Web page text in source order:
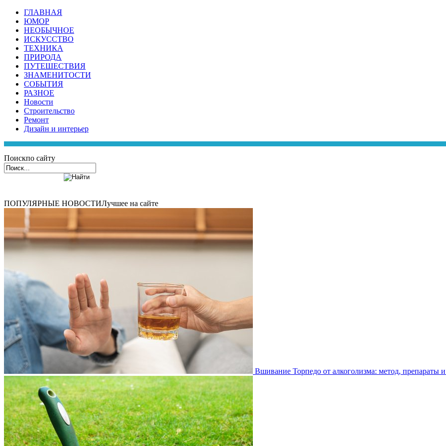
ГЛАВНАЯ
ЮМОР
НЕОБЫЧНОЕ
ИСКУССТВО
ТЕХНИКА
ПРИРОДА
ПУТЕШЕСТВИЯ
ЗНАМЕНИТОСТИ
СОБЫТИЯ
РАЗНОЕ
Новости
Строительство
Ремонт
Дизайн и интерьер
Поискпо сайту
ПОПУЛЯРНЫЕ НОВОСТИЛучшее на сайте
Вшивание Торпедо от алкоголизма: метод, препараты